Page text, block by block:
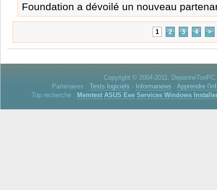
Foundation a dévoilé un nouveau
1 2 3 4 >
Copyright © 2004-2011.
Partenaires : Tests logiciels - Informanews - Apprendre
Top recherche : Memtest ASUS Eee Services Windows